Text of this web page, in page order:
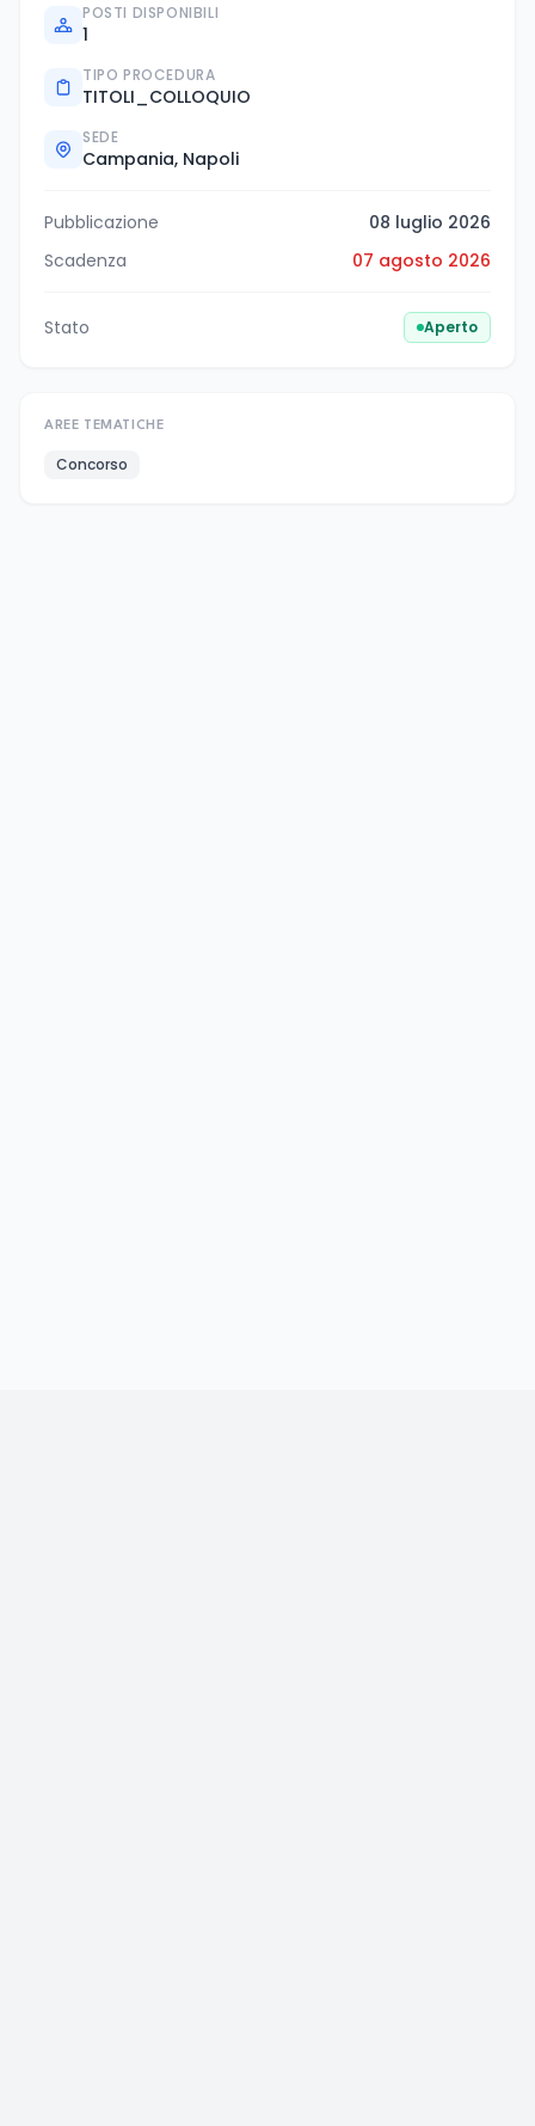
POSTI DISPONIBILI
1
TIPO PROCEDURA
TITOLI_COLLOQUIO
SEDE
Campania, Napoli
Pubblicazione
08 luglio 2026
Scadenza
07 agosto 2026
Stato Aperto
AREE TEMATICHE
Concorso